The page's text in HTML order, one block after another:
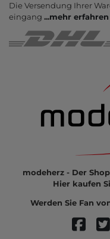
Die Ver­sendung Ihrer
eingang ...mehr erfahren
modeherz - Der
Hier kaufen
Werden Sie Fan